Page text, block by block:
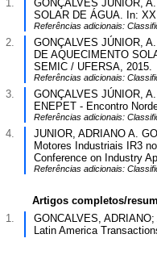
1.
GONÇALVES JÚNIOR,
SOLAR DE ÁGUA. In:
Referências adicionais:
2.
GONÇALVES JÚNIOR,
DE AQUECIMENTO
SEMIC / UFERSA, 2015.
Referências adicionais:
3.
GONÇALVES JÚNIOR,
ENEPET - Encontro
Referências adicionais:
4.
JUNIOR, ADRIANO A.
Motores Industriais IR3
Conference on Industry
Referências adicionais:
Artigos completos/
1.
GONCALVES,
Latin America